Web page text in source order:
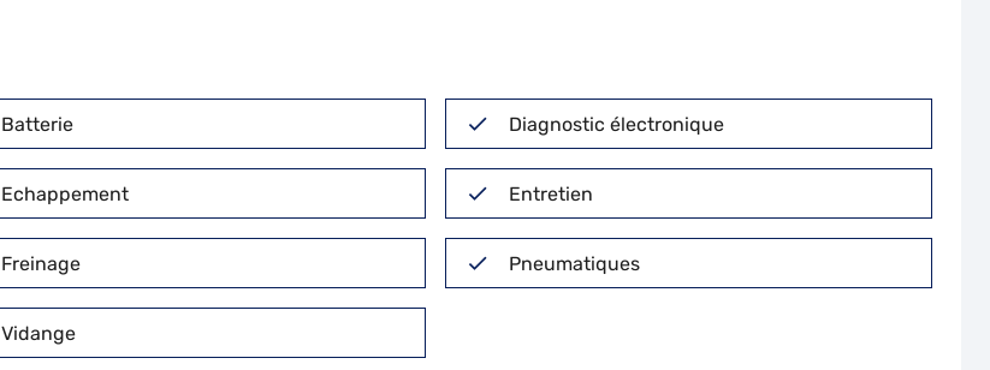
Batterie Diagnostic électronique
Echappement Entretien
Freinage Pneumatiques
Vidange